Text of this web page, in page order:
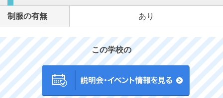
制服の有無 あり
この学校の